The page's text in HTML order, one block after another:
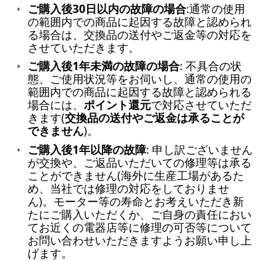
ご購入後30日以内の故障の場合:通常の使用
の範囲内での商品に起因する故障と認められ
る場合は、交換品の送付やご返金等の対応を
させていただきます。
ご購入後1年未満の故障の場合: 不具合の状
態、ご使用状況等をお伺いし、通常の使用の
範囲内での商品に起因する故障と認められる
場合には、 ポイント還元で対応させていただ
きます(交換品の送付やご返金は承ることが
できません)。
ご購入後1年以降の故障: 申し訳ございません
が交換や、ご返品いただいての修理等は承る
ことができません(海外に生産工場があるた
め、当社では修理の対応をしておりませ
ん)。モーター等の寿命とお考えいただき新
たにご購入いただくか、ご自身の責任におい
てお近くの電器店等に修理の可否等について
お問い合わせいただきますようお願い申し上
げます。